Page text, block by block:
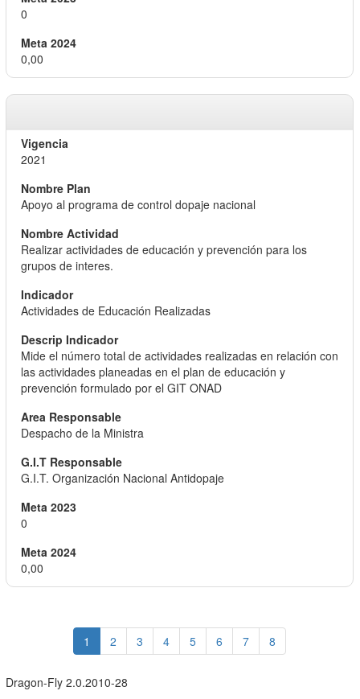
0
0,00
2021
Apoyo al programa de control dopaje nacional
Realizar actividades de educación y prevención para los
grupos de interes.
Actividades de Educación Realizadas
Mide el número total de actividades realizadas en relación con
las actividades planeadas en el plan de educación y
prevención formulado por el GIT ONAD
Despacho de la Ministra
G.I.T. Organización Nacional Antidopaje
0
0,00
1 2 3 4 5 6 7 8
Dragon-Fly 2.0.2010-28